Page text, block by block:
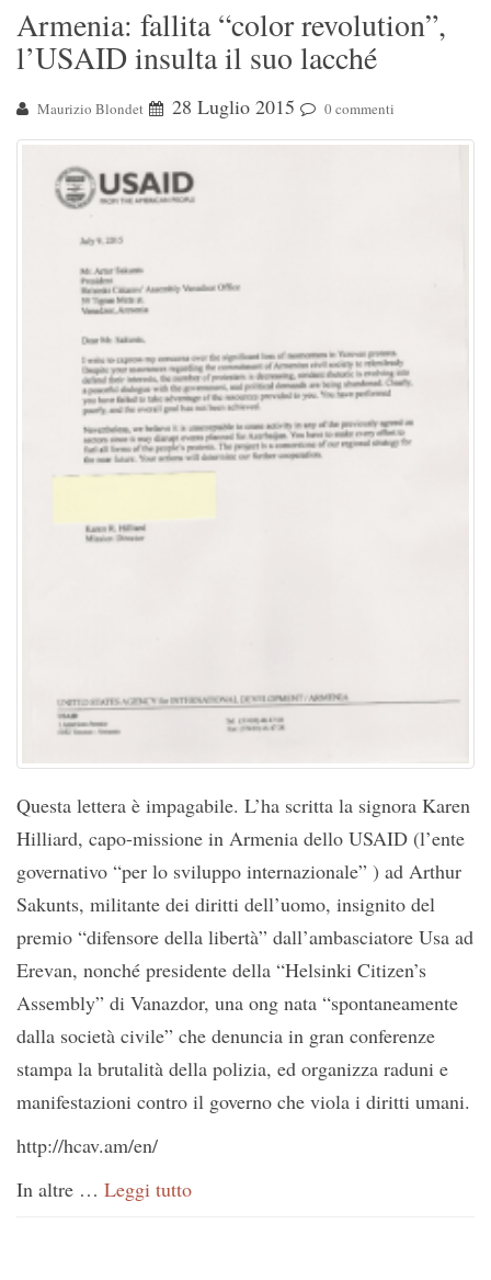
Armenia: fallita “color revolution”,
l’USAID insulta il suo lacché
Maurizio Blondet 28 Luglio 2015 0 commenti
Questa lettera è impagabile. L’ha scritta la signora Karen
Hilliard, capo-missione in Armenia dello USAID (l’ente
governativo “per lo sviluppo internazionale” ) ad Arthur
Sakunts, militante dei diritti dell’uomo, insignito del
premio “difensore della libertà” dall’ambasciatore Usa ad
Erevan, nonché presidente della “Helsinki Citizen’s
Assembly” di Vanazdor, una ong nata “spontaneamente
dalla società civile” che denuncia in gran conferenze
stampa la brutalità della polizia, ed organizza raduni e
manifestazioni contro il governo che viola i diritti umani.
http://hcav.am/en/
In altre … Leggi tutto